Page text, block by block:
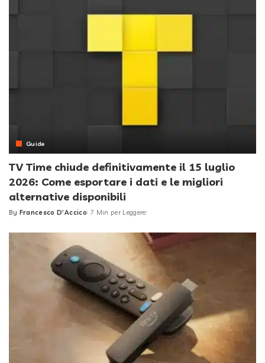
Guide
TV Time chiude definitivamente il 15 luglio
2026: Come esportare i dati e le migliori
alternative disponibili
Posted
By Francesco D'Accico 7 Min per Leggere